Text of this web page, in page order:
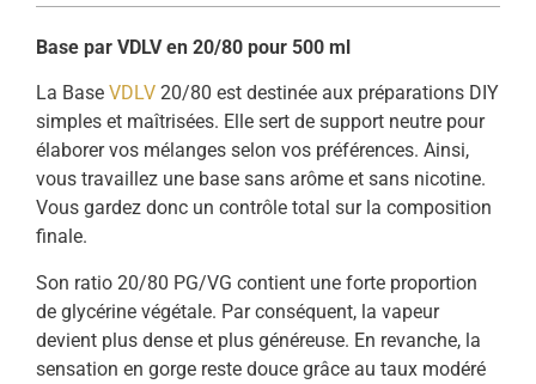
Base par VDLV en 20/80 pour 500 ml
La Base VDLV 20/80 est destinée aux préparations DIY
simples et maîtrisées. Elle sert de support neutre pour
élaborer vos mélanges selon vos préférences. Ainsi,
vous travaillez une base sans arôme et sans nicotine.
Vous gardez donc un contrôle total sur la composition
finale.
Son ratio 20/80 PG/VG contient une forte proportion
de glycérine végétale. Par conséquent, la vapeur
devient plus dense et plus généreuse. En revanche, la
sensation en gorge reste douce grâce au taux modéré